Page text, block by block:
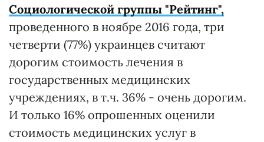
Социологической группы "Рейтинг",
проведенного в ноябре 2016 года, три
четверти (77%) украинцев считают
дорогим стоимость лечения в
государственных медицинских
учреждениях, в т.ч. 36% - очень дорогим.
И только 16% опрошенных оценили
стоимость медицинских услуг в